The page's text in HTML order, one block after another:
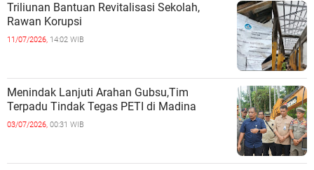
Triliunan Bantuan Revitalisasi Sekolah,
Rawan Korupsi
11/07/2026, 14:02 WIB
Menindak Lanjuti Arahan Gubsu,Tim
Terpadu Tindak Tegas PETI di Madina
03/07/2026, 00:31 WIB